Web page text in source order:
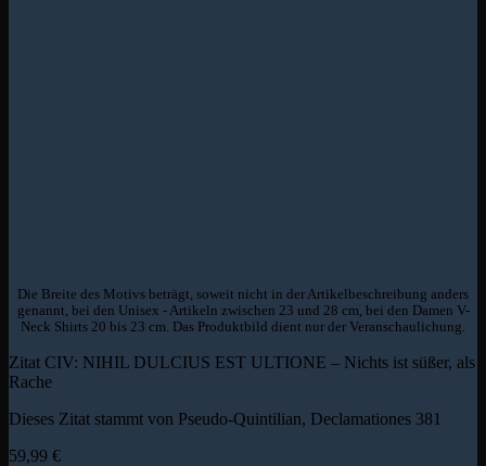
Die Breite des Motivs beträgt, soweit nicht in der Artikelbeschreibung anders
genannt, bei den Unisex - Artikeln zwischen 23 und 28 cm, bei den Damen V-
Neck Shirts 20 bis 23 cm. Das Produktbild dient nur der Veranschaulichung.
Zitat CIV: NIHIL DULCIUS EST ULTIONE – Nichts ist süßer, als
Rache
Dieses Zitat stammt von Pseudo-Quintilian, Declamationes 381
59,99 €